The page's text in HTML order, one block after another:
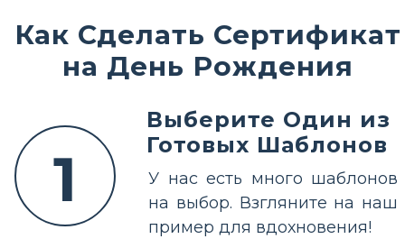
Как Сделать Сертификат
на День Рождения
1
Выберите Один из
Готовых Шаблонов
У нас есть много шаблонов
на выбор. Взгляните на наш
пример для вдохновения!